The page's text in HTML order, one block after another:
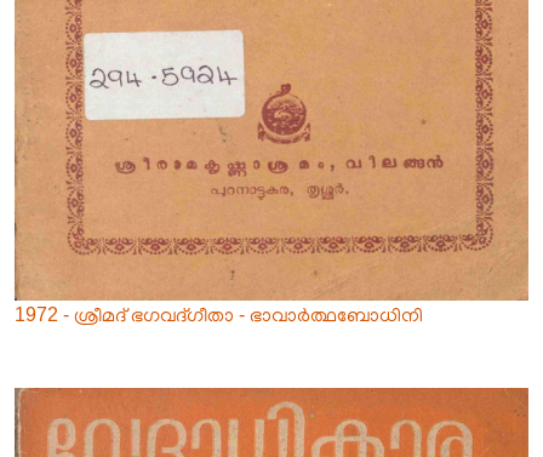
1972 - ശ്രീമദ് ഭഗവദ്ഗീതാ - ഭാവാർത്ഥബോധിനി